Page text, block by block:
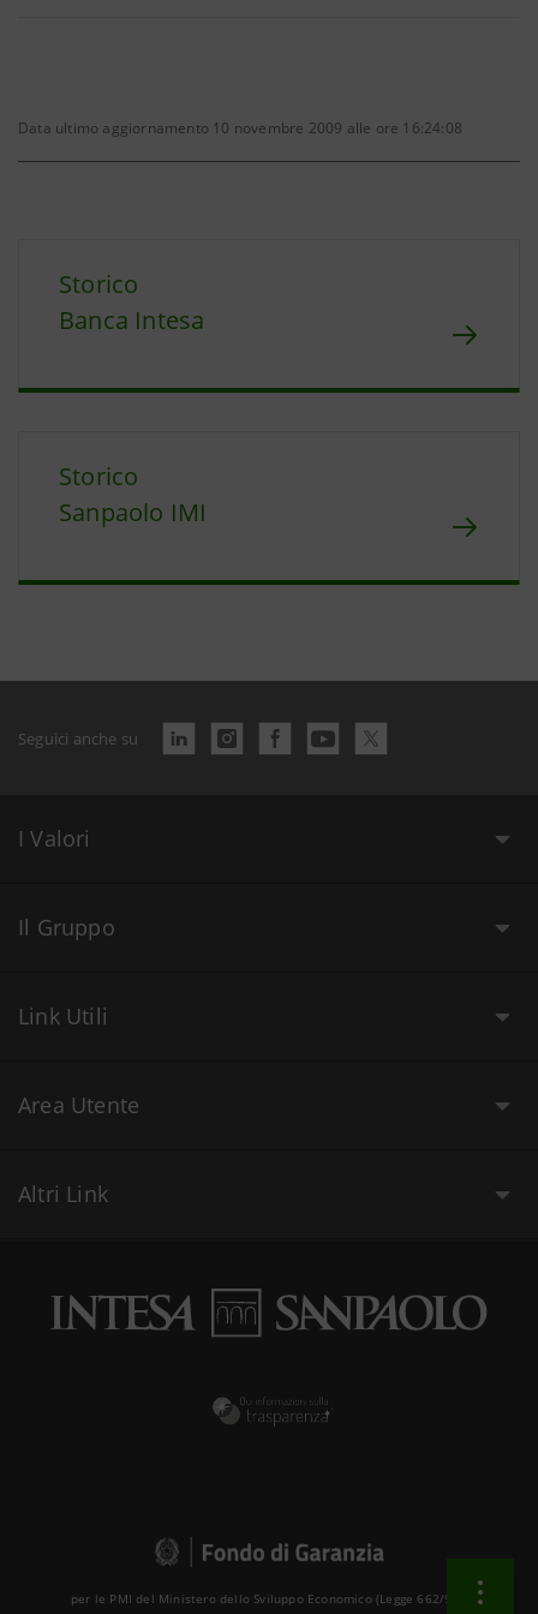
Data ultimo aggiornamento 10 novembre 2009 alle ore 16:24:08
Storico
Banca Intesa
Storico
Sanpaolo IMI
Seguici anche su
I Valori
Il Gruppo
Link Utili
Area Utente
Altri Link
per le PMI del Ministero dello Sviluppo Economico (Legge 662/96 )